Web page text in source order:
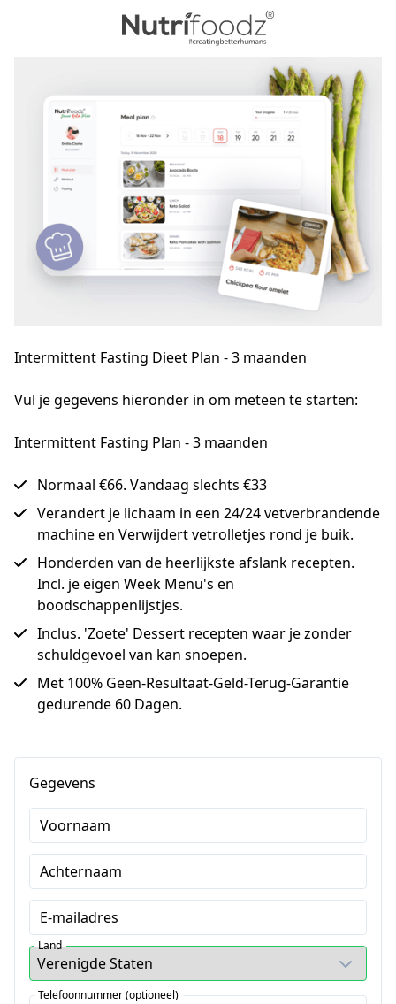
Intermittent Fasting Dieet Plan - 3 maanden
Vul je gegevens hieronder in om meteen te starten:
Intermittent Fasting Plan - 3 maanden
Normaal €66. Vandaag slechts €33
Verandert je lichaam in een 24/24 vetverbrandende
machine en Verwijdert vetrolletjes rond je buik.
Honderden van de heerlijkste afslank recepten.
Incl. je eigen Week Menu's en
boodschappenlijstjes.
Inclus. 'Zoete' Dessert recepten waar je zonder
schuldgevoel van kan snoepen.
Met 100% Geen-Resultaat-Geld-Terug-Garantie
gedurende 60 Dagen.
Gegevens
Voornaam
Achternaam
E-mailadres
Land
Telefoonnummer (optioneel)